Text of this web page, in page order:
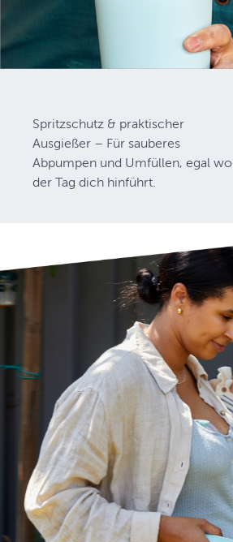
Spritzschutz & praktischer
Ausgießer – Für sauberes
Abpumpen und Umfüllen, egal wo
der Tag dich hinführt.